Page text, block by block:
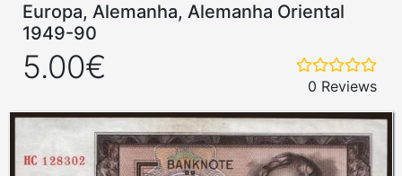
Europa, Alemanha, Alemanha Oriental
1949-90
5.00€
0 Reviews